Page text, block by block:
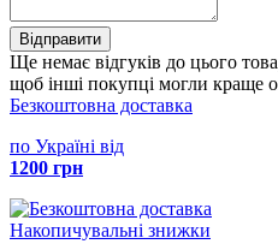
Відправити
Ще немає відгуків до цього
щоб інші покупці могли краще
Безкоштовна доставка
по Україні від
1200 грн
Накопичувальні знижки